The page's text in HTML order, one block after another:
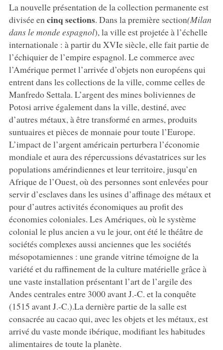
La nouvelle présentation de la collection permanente est
divisée en cinq sections. Dans la première section(Milan
dans le monde espagnol), la ville est projetée à l’échelle
internationale : à partir du XVIe siècle, elle fait partie de
l’échiquier de l’empire espagnol. Le commerce avec
l’Amérique permet l’arrivée d’objets non européens qui
entrent dans les collections de la ville, comme celles de
Manfredo Settala. L’argent des mines boliviennes de
Potosi arrive également dans la ville, destiné, avec
d’autres métaux, à être transformé en armes, produits
suntuaires et pièces de monnaie pour toute l’Europe.
L’impact de l’argent américain perturbera l’économie
mondiale et aura des répercussions dévastatrices sur les
populations amérindiennes et leur territoire, jusqu’en
Afrique de l’Ouest, où des personnes sont enlevées pour
servir d’esclaves dans les usines d’affinage des métaux et
pour d’autres activités économiques au profit des
économies coloniales. Les Amériques, où le système
colonial le plus ancien a vu le jour, ont été le théâtre de
sociétés complexes aussi anciennes que les sociétés
mésopotamiennes : une grande vitrine témoigne de la
variété et du raffinement de la culture matérielle grâce à
une vaste installation présentant l’art de l’argile des
Andes centrales entre 3000 avant J.-C. et la conquête
(1515 avant J.-C.).La dernière partie de la salle est
consacrée au cacao qui, avec les objets et les métaux, est
arrivé du vaste monde ibérique, modifiant les habitudes
alimentaires de toute la planète.